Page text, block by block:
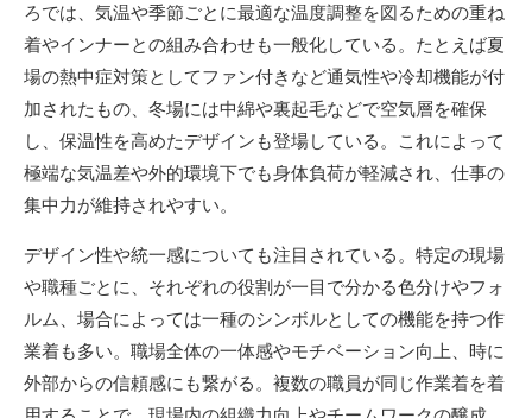
ろでは、気温や季節ごとに最適な温度調整を図るための重ね
着やインナーとの組み合わせも一般化している。たとえば夏
場の熱中症対策としてファン付きなど通気性や冷却機能が付
加されたもの、冬場には中綿や裏起毛などで空気層を確保
し、保温性を高めたデザインも登場している。これによって
極端な気温差や外的環境下でも身体負荷が軽減され、仕事の
集中力が維持されやすい。
デザイン性や統一感についても注目されている。特定の現場
や職種ごとに、それぞれの役割が一目で分かる色分けやフォ
ルム、場合によっては一種のシンボルとしての機能を持つ作
業着も多い。職場全体の一体感やモチベーション向上、時に
外部からの信頼感にも繋がる。複数の職員が同じ作業着を着